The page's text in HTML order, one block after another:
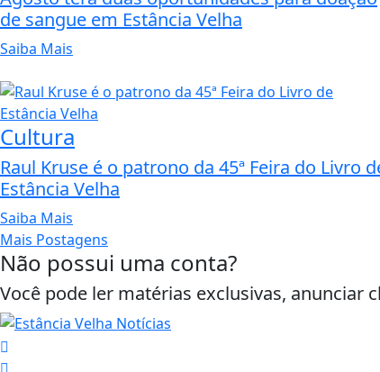
de sangue em Estância Velha
Saiba Mais
Cultura
Raul Kruse é o patrono da 45ª Feira do Livro
Estância Velha
Saiba Mais
Mais Postagens
Não possui uma conta?
Você pode ler matérias exclusivas, anunciar